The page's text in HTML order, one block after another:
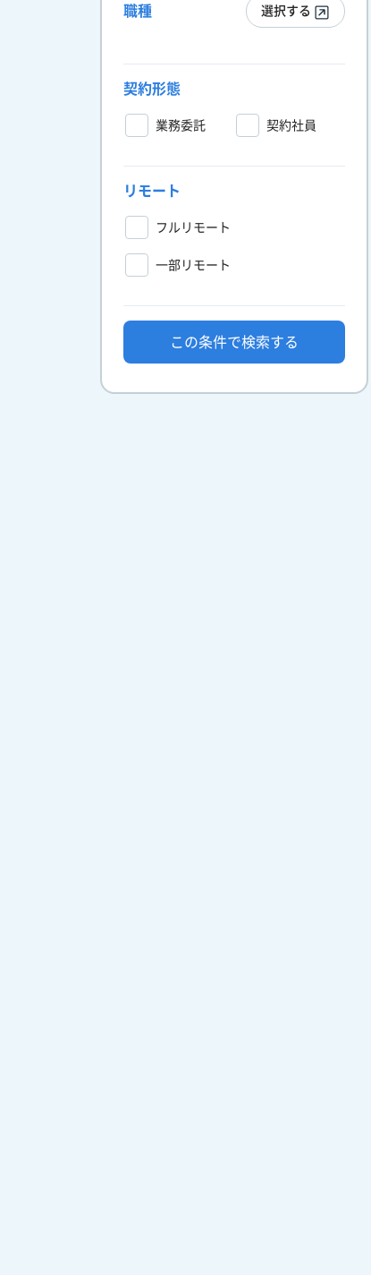
職種 選択する
契約形態
業務委託 契約社員
リモート
フルリモート
一部リモート